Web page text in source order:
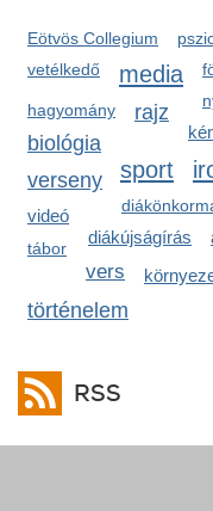
Eötvös Collegium
vetélkedő media
hagyomány rajz
biológia
sport
verseny
videó
diákújságírás
tábor
vers
történelem
RSS